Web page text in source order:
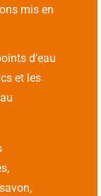
mis en
d’eau
et les